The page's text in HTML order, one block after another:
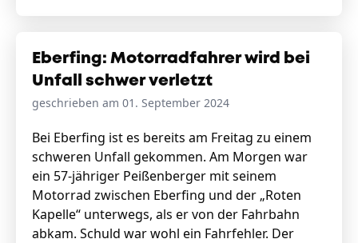
Eberfing: Motorradfahrer wird bei
Unfall schwer verletzt
geschrieben am 01. September 2024
Bei Eberfing ist es bereits am Freitag zu einem
schweren Unfall gekommen. Am Morgen war
ein 57-jähriger Peißenberger mit seinem
Motorrad zwischen Eberfing und der „Roten
Kapelle“ unterwegs, als er von der Fahrbahn
abkam. Schuld war wohl ein Fahrfehler. Der